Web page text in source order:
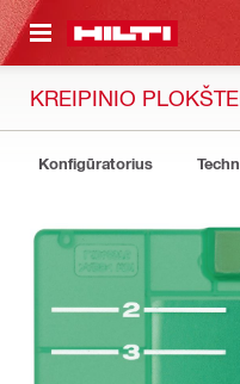
TURINIO
KREIPINIO
Konfigūratorius